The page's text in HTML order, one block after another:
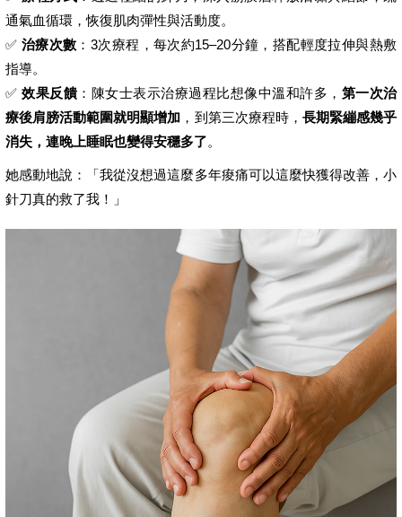
通氣血循環，恢復肌肉彈性與活動度。
✅ 治療次數 ：3次療程，每次約15–20分鐘，搭配輕度拉伸與熱敷
指導。
✅ 效果反饋：陳女士表示治療過程比想像中溫和許多， 第一次治
療後肩膀活動範圍就明顯增加 ，到第三次療程時， 長期緊繃感幾乎
消失，連晚上睡眠也變得安穩多了。
她感動地說：「我從沒想過這麼多年痠痛可以這麼快獲得改善，小
針刀真的救了我！」